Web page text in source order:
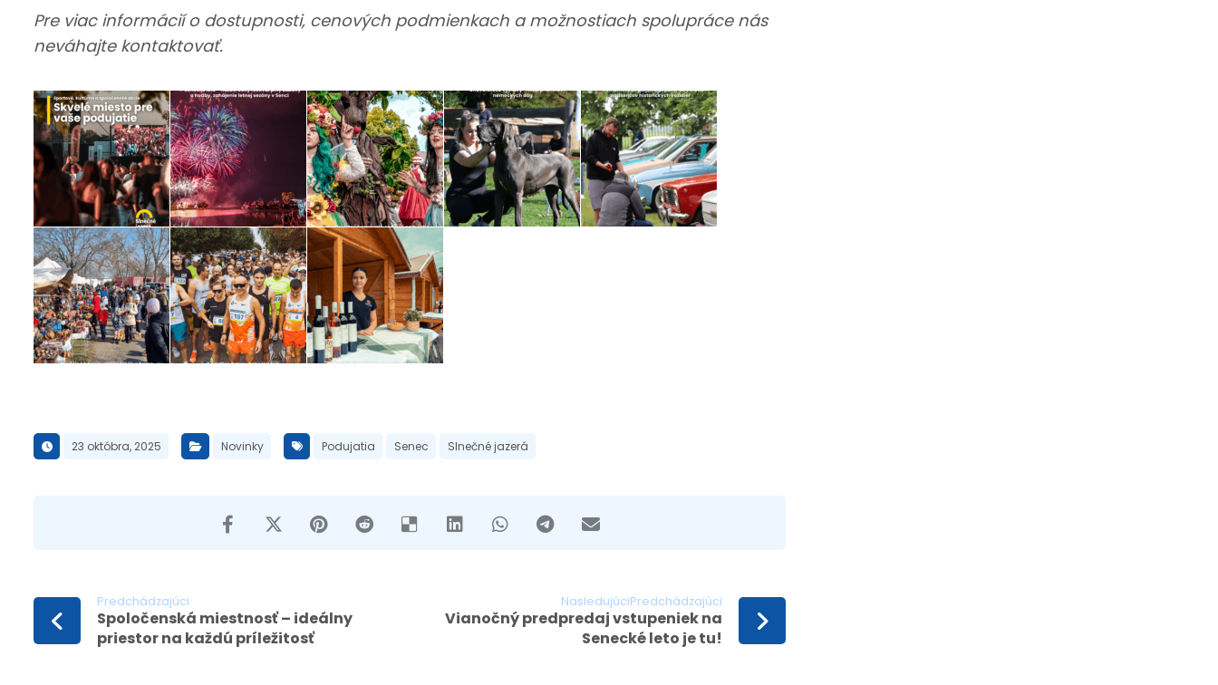
Pre viac informácií o dostupnosti, cenových podmienkach a možnostiach spolupráce nás
neváhajte kontaktovať.
23 októbra, 2025 Novinky Podujatia Senec Slnečné jazerá
Predchádzajúci
Spoločenská miestnosť – ideálny
priestor na každú príležitosť
NasledujúciPredchádzajúci
Vianočný predpredaj vstupeniek na
Senecké leto je tu!